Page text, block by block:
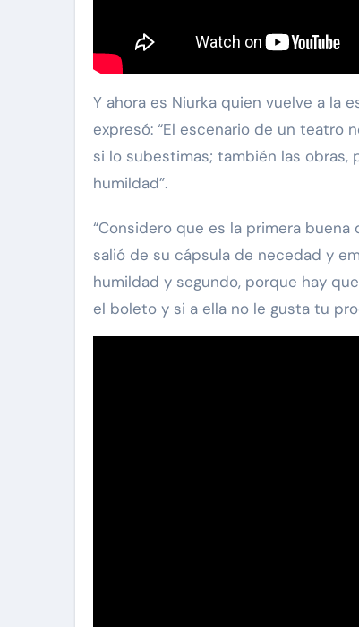
Y ahora es Niurka quien vuelve a la
expresó: “El escenario de un teatro
si lo subestimas; también las obras,
humildad”.
“Considero que es la primera
salió de su cápsula de necedad y
humildad y segundo, porque hay
el boleto y si a ella no le gusta tu